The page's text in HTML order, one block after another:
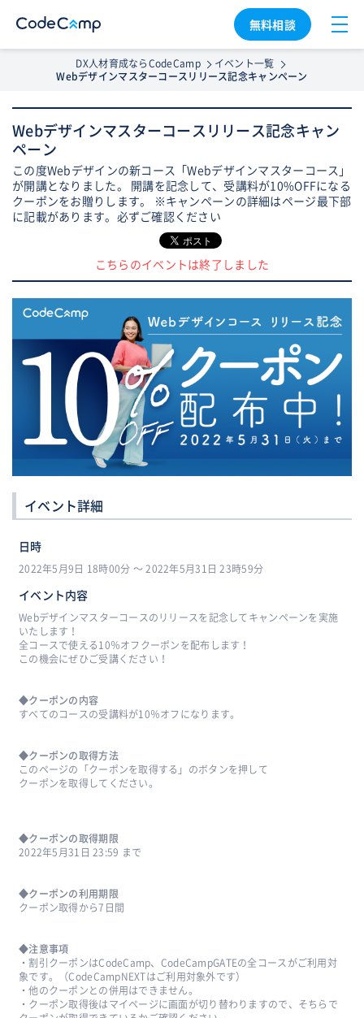
無料相談
DX人材育成ならCodeCamp
イベント一覧
Webデザインマスターコースリリース記念キャンペーン
Webデザインマスターコースリリース記念キャン
ペーン
この度Webデザインの新コース「Webデザインマスターコース」
が開講となりました。 開講を記念して、受講料が10%OFFになる
クーポンをお贈りします。 ※キャンペーンの詳細はページ最下部
に記載があります。必ずご確認ください
こちらのイベントは終了しました
イベント詳細
日時
2022年5月9日 18時00分 〜 2022年5月31日 23時59分
イベント内容
Webデザインマスターコースのリリースを記念してキャンペーンを実施
いたします！
全コースで使える10％オフクーポンを配布します！
この機会にぜひご受講ください！
◆クーポンの内容
すべてのコースの受講料が10％オフになります。
◆クーポンの取得方法
このページの「クーポンを取得する」のボタンを押して
クーポンを取得してください。
◆クーポンの取得期限
2022年5月31日 23:59 まで
◆クーポンの利用期限
クーポン取得から7日間
◆注意事項
・割引クーポンはCodeCamp、CodeCampGATEの全コースがご利用対
象です。（CodeCampNEXTはご利用対象外です）
・他のクーポンとの併用はできません。
・クーポン取得後はマイページに画面が切り替わりますので、そちらで